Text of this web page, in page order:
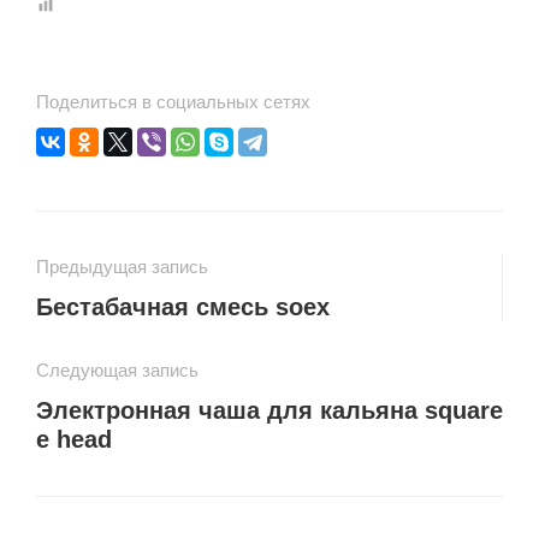
Поделиться в социальных сетях
Предыдущая запись
Бестабачная смесь soex
Следующая запись
Электронная чаша для кальяна square
e head